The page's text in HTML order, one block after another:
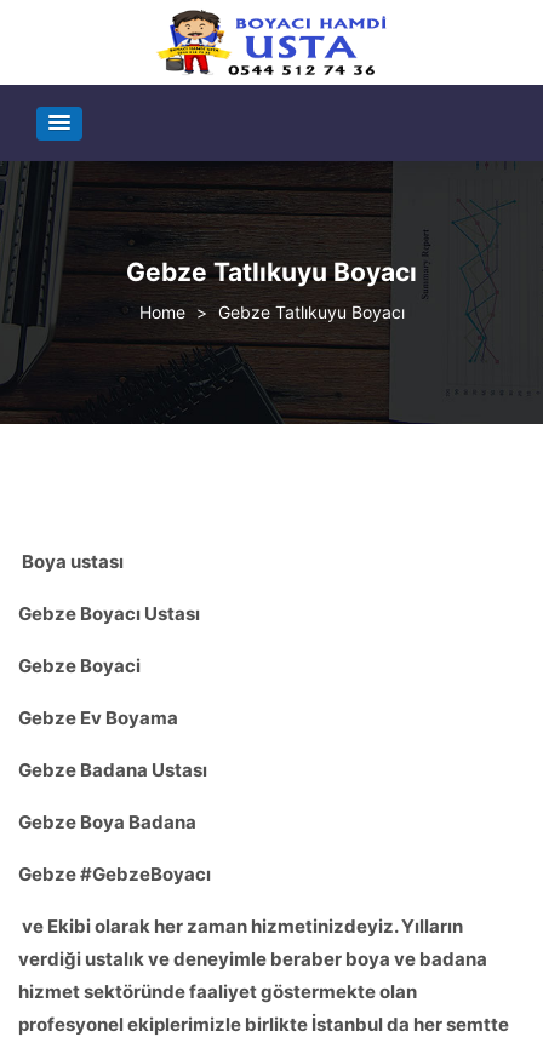
Gebze Tatlıkuyu Boyacı
> Gebze Tatlıkuyu Boyacı
Boya ustası
Gebze Boyacı Ustası
Gebze Boyaci
Gebze Ev Boyama
Gebze Badana Ustası
Gebze Boya Badana
Gebze#GebzeBoyacı
ve Ekibi olarak her zaman hizmetinizdeyiz. Yılların
verdiği ustalık ve deneyimle beraber boya ve badana
hizmet sektöründe faaliyet göstermekte olan
profesyonel ekiplerimizle birlikte İstanbul da her semtte